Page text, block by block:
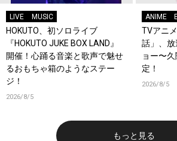
LIVE MUSIC
HOKUTO、初ソロライブ
『HOKUTO JUKE BOX LAND』
開催！心踊る音楽と歌声で魅せ
るおもちゃ箱のようなステー
ジ！
2026/8/5
ANIME
TVアニ
話」、
ョー〜
定！
2026/8/5
もっと見る